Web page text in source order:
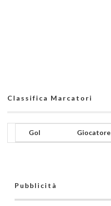
Classifica Marcatori
Gol Giocatore
Pubblicità